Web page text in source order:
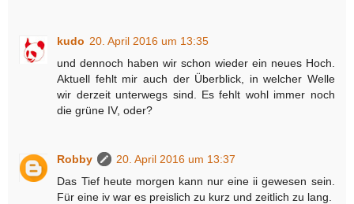
kudo 20. April 2016 um 13:35
und dennoch haben wir schon wieder ein neues Hoch.
Aktuell fehlt mir auch der Überblick, in welcher Welle
wir derzeit unterwegs sind. Es fehlt wohl immer noch
die grüne IV, oder?
Robby
20. April 2016 um 13:37
Das Tief heute morgen kann nur eine ii gewesen sein.
Für eine iv war es preislich zu kurz und zeitlich zu lang.